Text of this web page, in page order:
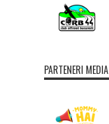
PARTENERI MEDIA